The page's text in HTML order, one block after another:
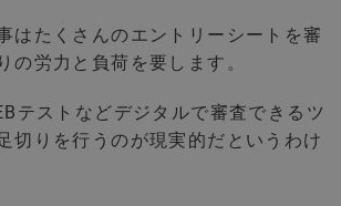
はたくさんのエントリーシートを審
の労力と負荷を要します。
テストなどデジタルで審査できるツ
切りを行うのが現実的だというわけ